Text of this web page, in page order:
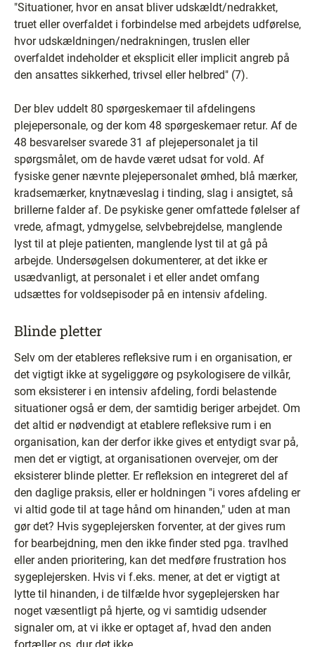
"Situationer, hvor en ansat bliver udskældt/nedrakket,
truet eller overfaldet i forbindelse med arbejdets udførelse,
hvor udskældningen/nedrakningen, truslen eller
overfaldet indeholder et eksplicit eller implicit angreb på
den ansattes sikkerhed, trivsel eller helbred" (7).
Der blev uddelt 80 spørgeskemaer til afdelingens
plejepersonale, og der kom 48 spørgeskemaer retur. Af de
48 besvarelser svarede 31 af plejepersonalet ja til
spørgsmålet, om de havde været udsat for vold. Af
fysiske gener nævnte plejepersonalet ømhed, blå mærker,
kradsemærker, knytnæveslag i tinding, slag i ansigtet, så
brillerne falder af. De psykiske gener omfattede følelser af
vrede, afmagt, ydmygelse, selvbebrejdelse, manglende
lyst til at pleje patienten, manglende lyst til at gå på
arbejde. Undersøgelsen dokumenterer, at det ikke er
usædvanligt, at personalet i et eller andet omfang
udsættes for voldsepisoder på en intensiv afdeling.
Blinde pletter
Selv om der etableres refleksive rum i en organisation, er
det vigtigt ikke at sygeliggøre og psykologisere de vilkår,
som eksisterer i en intensiv afdeling, fordi belastende
situationer også er dem, der samtidig beriger arbejdet. Om
det altid er nødvendigt at etablere refleksive rum i en
organisation, kan der derfor ikke gives et entydigt svar på,
men det er vigtigt, at organisationen overvejer, om der
eksisterer blinde pletter. Er refleksion en integreret del af
den daglige praksis, eller er holdningen "i vores afdeling er
vi altid gode til at tage hånd om hinanden," uden at man
gør det? Hvis sygeplejersken forventer, at der gives rum
for bearbejdning, men den ikke finder sted pga. travlhed
eller anden prioritering, kan det medføre frustration hos
sygeplejersken. Hvis vi f.eks. mener, at det er vigtigt at
lytte til hinanden, i de tilfælde hvor sygeplejersken har
noget væsentligt på hjerte, og vi samtidig udsender
signaler om, at vi ikke er optaget af, hvad den anden